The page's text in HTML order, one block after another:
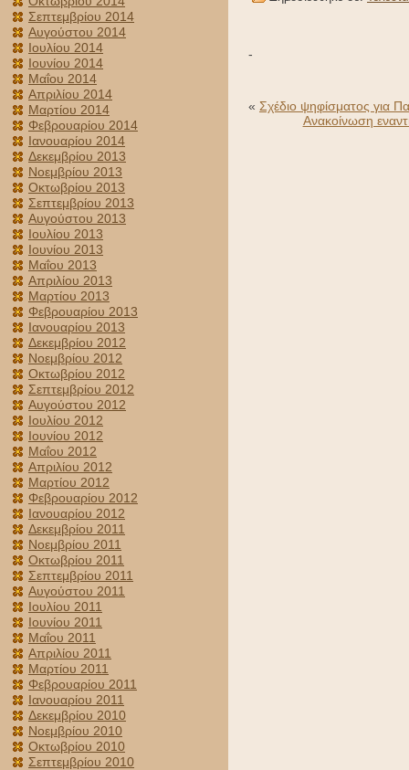
Σεπτεμβρίου 2014
Αυγούστου 2014
Ιουλίου 2014
Ιουνίου 2014
Μαΐου 2014
Απριλίου 2014
Μαρτίου 2014
Φεβρουαρίου 2014
Ιανουαρίου 2014
Δεκεμβρίου 2013
Νοεμβρίου 2013
Οκτωβρίου 2013
Σεπτεμβρίου 2013
Αυγούστου 2013
Ιουλίου 2013
Ιουνίου 2013
Μαΐου 2013
Απριλίου 2013
Μαρτίου 2013
Φεβρουαρίου 2013
Ιανουαρίου 2013
Δεκεμβρίου 2012
Νοεμβρίου 2012
Οκτωβρίου 2012
Σεπτεμβρίου 2012
Αυγούστου 2012
Ιουλίου 2012
Ιουνίου 2012
Μαΐου 2012
Απριλίου 2012
Μαρτίου 2012
Φεβρουαρίου 2012
Ιανουαρίου 2012
Δεκεμβρίου 2011
Νοεμβρίου 2011
Οκτωβρίου 2011
Σεπτεμβρίου 2011
Αυγούστου 2011
Ιουλίου 2011
Ιουνίου 2011
Μαΐου 2011
Απριλίου 2011
Μαρτίου 2011
Φεβρουαρίου 2011
Ιανουαρίου 2011
Δεκεμβρίου 2010
Νοεμβρίου 2010
Οκτωβρίου 2010
Σεπτεμβρίου 2010
-
« Σχέδιο ψηφίσματος για
Ανακοίνωση